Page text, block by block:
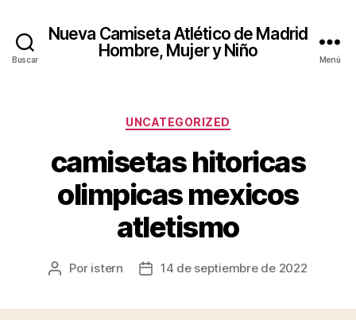
Buscar
Nueva Camiseta Atlético de Madrid
Hombre, Mujer y Niño
Menú
Categorías
UNCATEGORIZED
camisetas hitoricas
olimpicas mexicos
atletismo
Autor
Por istern
Fecha14 de septiembre de 2022